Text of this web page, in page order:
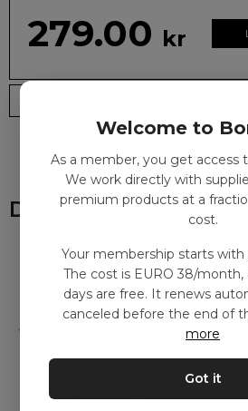
279.00 kr
Du kanske också
Welcome to
As a member, you get access
We work directly with
premium products at a
cost.
Your membership starts with
The cost is EURO 38/
days are free. It renews
canceled before the end of
more
Got it